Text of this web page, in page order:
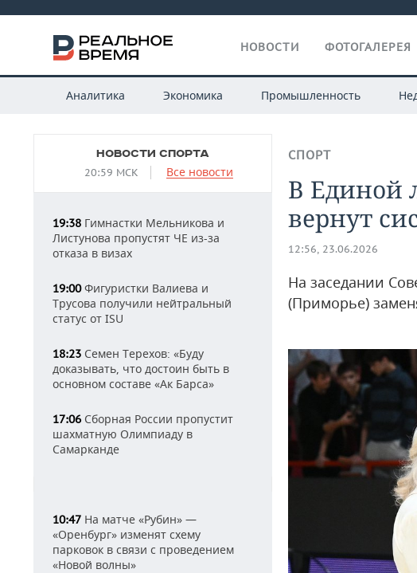
НОВОСТИ ФОТОГАЛЕРЕЯ
Аналитика Экономика Промышленность
НОВОСТИ СПОРТА
20:59 МСК Все новости
19:38 Гимнастки Мельникова и
Листунова пропустят ЧЕ из-за
отказа в визах
19:00Фигуристки Валиева и
Трусова получили нейтральный
статус от ISU
18:23 Семен Терехов: «Буду
доказывать, что достоин быть в
основном составе «Ак Барса»
17:06 Сборная России пропустит
шахматную Олимпиаду в
Самарканде
10:47 На матче «Рубин» —
«Оренбург» изменят схему
парковок в связи с проведением
«Новой волны»
СПОРТ
В Единой
вернут
12:56, 23.06.2026
На заседании
(Приморье)